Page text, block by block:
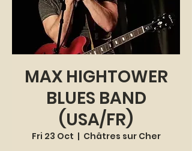
MAX HIGHTOWER
BLUES BAND
(USA/FR)
Fri 23 Oct
  |
Châtres sur Cher